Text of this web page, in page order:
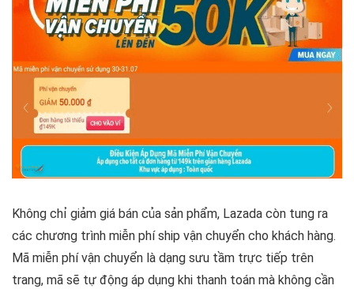
Không chỉ giảm giá bán của sản phẩm, Lazada còn tung ra
các chương trình miễn phí ship vận chuyển cho khách hàng.
Mã miễn phí vận chuyển là dạng sưu tầm trực tiếp trên
trang, mã sẽ tự động áp dụng khi thanh toán mà không cần